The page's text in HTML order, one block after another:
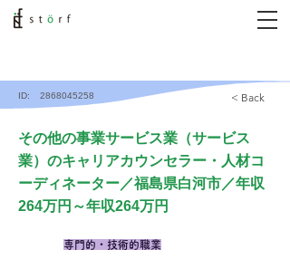
ID: 2868045258 < Back
その他の事業サービス業（サービス
業）のキャリアカウンセラー・人材コ
ーディネーター／福島県白河市／年収
264万円～年収264万円
専門的・技術的職業